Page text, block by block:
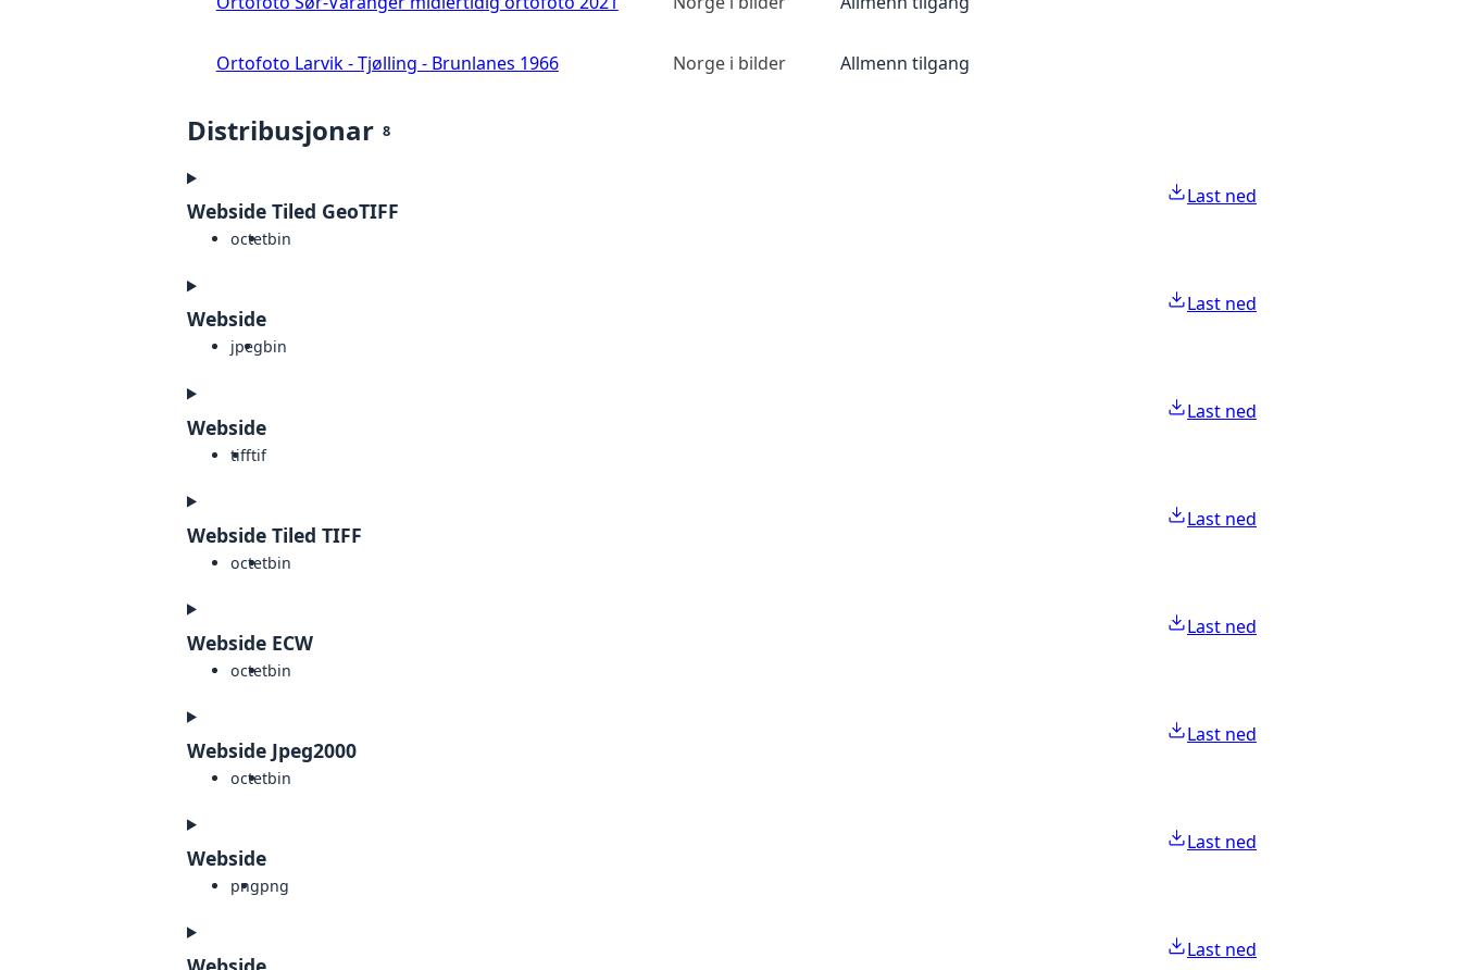
Ortofoto Larvik - Tjølling - Brunlanes 1966 Norge i bilder Allmenn tilgang
Distribusjonar 8
Webside Tiled GeoTIFF
octetbin
Last ned
Webside
jpegbin
Last ned
Webside
tifftif
Last ned
Webside Tiled TIFF
octetbin
Last ned
Webside ECW
octetbin
Last ned
Webside Jpeg2000
octetbin
Last ned
Webside
pngpng
Last ned
Last ned